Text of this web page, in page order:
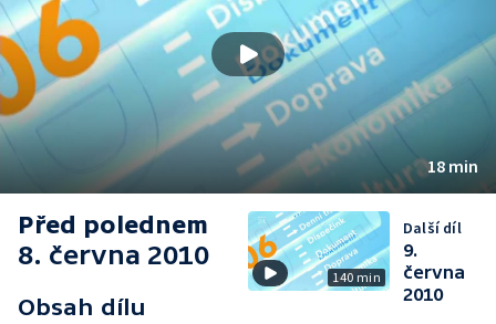
18 min
Před polednem
8. června 2010
Obsah dílu
140 min
Další díl
9.
června
2010